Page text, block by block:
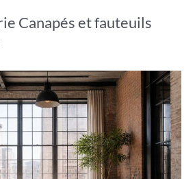
Canapés et fauteuils